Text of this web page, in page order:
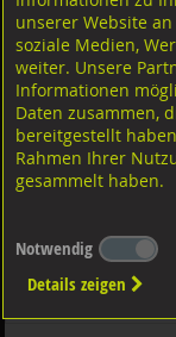
Sicherungsmutter
verzinkt M48
unserer Website
soziale Medien,
weiter. Unsere
Informationen
Daten zusammen,
bereitgestellt
Rahmen Ihrer
gesammelt haben.
Notwendig
Details zeigen